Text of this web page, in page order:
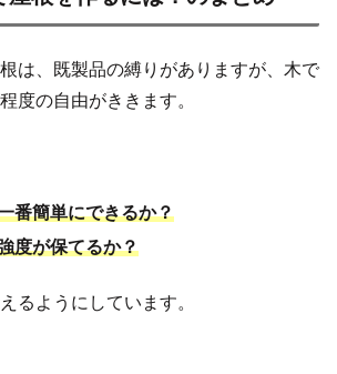
は、既製品の縛りがありますが、木で
度の自由がききます。
番簡単にできるか？
度が保てるか？
るようにしています。